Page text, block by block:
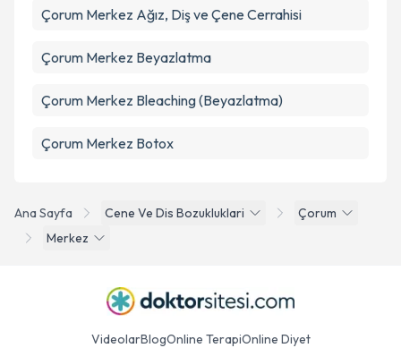
Ana Sayfa Cene Ve Dis Bozukluklari
Çorum
Merkez
Çorum Merkez Ağız, Diş ve Çene Cerrahisi
Çorum Merkez Beyazlatma
Çorum Merkez Bleaching (Beyazlatma)
Çorum Merkez Botox
VideolarBlogOnline TerapiOnline Diyet